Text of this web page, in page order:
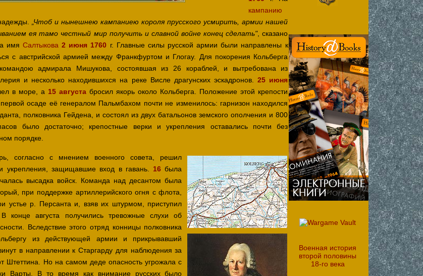
Военная история
второй половины
18-го века
кампанию
„Чтоб и нынешнею кампаниею короля прусского усмирить, армии нашей
ея тамо честный мир получить и славной войне конец сделать", сказано
имяСалтыкова2 июня 1760 г. Главные силы русской армии были направлены к
с австрийской армией между Франкфуртом и Глогау. Для покорения Кольберга
адмирала Мишукова, состоявшая из 26 кораблей, и вытребована из
и несколько находившихся на реке Висле драгунских эскадронов.25 июня
в море, а 15 августа бросил якорь около Кольберга. Положение этой крепости
осаде её генералом Пальмбахом почти не изменилось: гарнизон находился
полковника Гейдена, и состоял из двух батальонов земского ополчения и 800
было достаточно; крепостные верки и укрепления оставались почти без
порядке.
согласно с мнением военного совета, решил
укрепления, защищавшие вход в гавань. 16 была
высадка войск. Команда над десантом была
при поддержке артиллерийского огня с флота,
устье р. Персанта и, взяв их штурмом, приступил
августа получились тревожные слухи об
Вследствие этого отряд конницы полковника
из действующей армии и прикрывавший
в направлении к Старгарду для наблюдения за
Штеттина. Но на самом деде опасность угрожала с
Варты. В то время как внимание русских было